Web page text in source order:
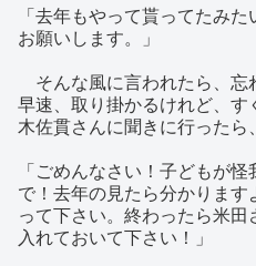
「去年もやって貰ってたみ
お願いします。」
そんな風に言われたら、忘
早速、取り掛かるけれど、す
木佐貫さんに聞きに行ったら、
「ごめんなさい！子どもが
で！去年の見たら分かりま
って下さい。終わったら米
入れておいて下さい！」